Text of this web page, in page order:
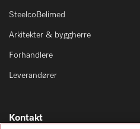
SteelcoBelimed
Arkitekter & byggherre
Forhandlere
Leverandører
Kontakt